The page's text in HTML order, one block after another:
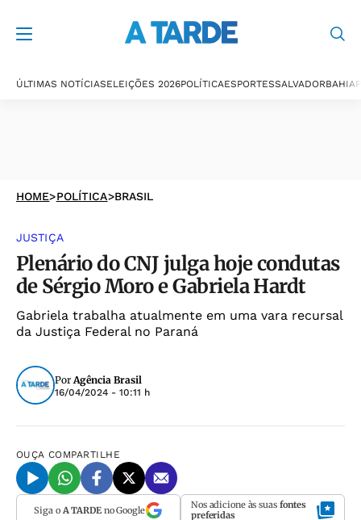
ÚLTIMAS NOTÍCIASELEIÇÕES 2026POLÍTICAESPORTESSALVADORBAHIA
HOME>POLÍTICA>BRASIL
JUSTIÇA
Plenário do CNJ julga hoje condutas
de Sérgio Moro e Gabriela Hardt
Gabriela trabalha atualmente em uma vara recursal
da Justiça Federal no Paraná
PorAgência Brasil
16/04/2024 - 10:11 h
OUÇA COMPARTILHE
Siga o A TARDEno Google Nos adicione às suas fontes
preferidas